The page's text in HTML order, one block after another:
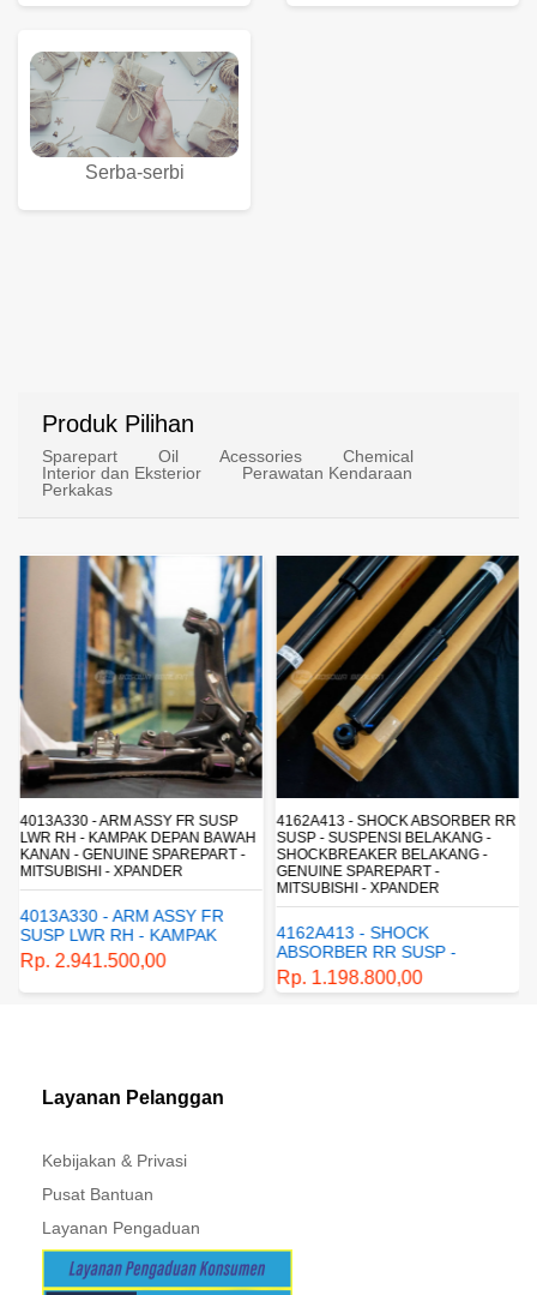
Serba-serbi
Produk Pilihan
Sparepart Oil Acessories
Chemical
Interior dan Eksterior
Perawatan Kendaraan
Perkakas
4013A330 - ARM ASSY FR SUSP
LWR RH - KAMPAK DEPAN BAWAH
KANAN - GENUINE SPAREPART -
MITSUBISHI - XPANDER
4013A330 - ARM ASSY FR
SUSP LWR RH - KAMPAK
DEPAN BAWAH KANAN -
GENUINE SPAREPART -
MITSUBISHI - XPANDER
Rp. 2.941.500,00
4162A413 - SHOCK ABSORBER RR
SUSP - SUSPENSI BELAKANG -
SHOCKBREAKER BELAKANG -
GENUINE SPAREPART -
MITSUBISHI - XPANDER
4162A413 - SHOCK
ABSORBER RR SUSP -
SUSPENSI BELAKANG -
SHOCKBREAKER BELAKANG
Rp. 1.198.800,00
Layanan Pelanggan
Kebijakan & Privasi
Pusat Bantuan
Layanan Pengaduan